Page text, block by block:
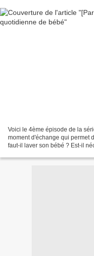
Voici le 4ème épisode de la
moment d'échange qui permet
faut-il laver son bébé ? Est-il